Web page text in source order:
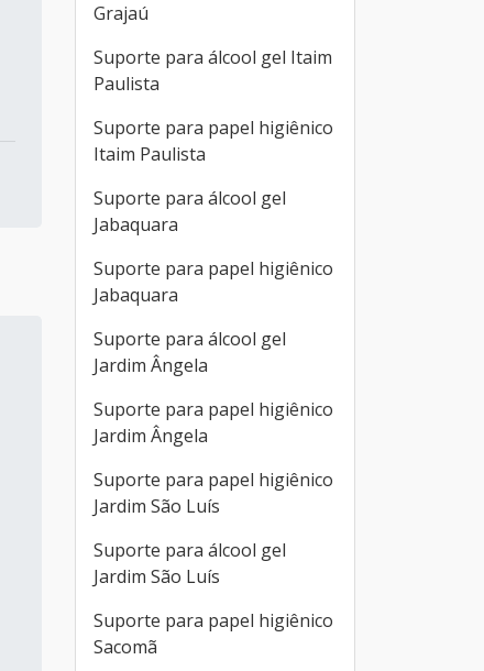
Grajaú
Suporte para álcool gel Itaim
Paulista
Suporte para papel higiênico
Itaim Paulista
Suporte para álcool gel
Jabaquara
Suporte para papel higiênico
Jabaquara
Suporte para álcool gel
Jardim Ângela
Suporte para papel higiênico
Jardim Ângela
Suporte para papel higiênico
Jardim São Luís
Suporte para álcool gel
Jardim São Luís
Suporte para papel higiênico
Sacomã